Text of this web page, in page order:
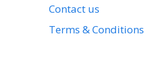
Contact us
Terms & Conditions